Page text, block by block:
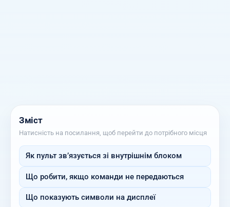
Зміст
Натисність на посилання, щоб перейти до потрібного місця
Як пульт зв’язується зі внутрішнім блоком
Що робити, якщо команди не передаються
Що показують символи на дисплеї